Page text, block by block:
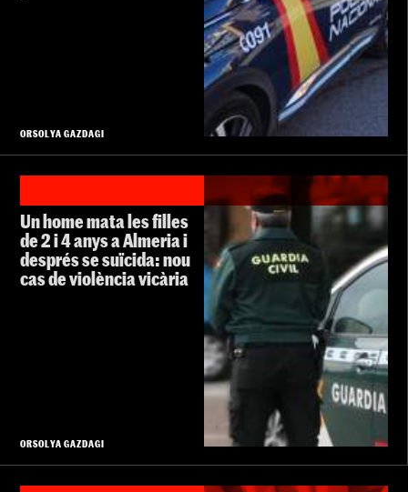
ORSOLYA GAZDAGI
Un home mata les filles
de 2 i 4 anys a Almeria i
després se suïcida: nou
cas de violència vicària
ORSOLYA GAZDAGI